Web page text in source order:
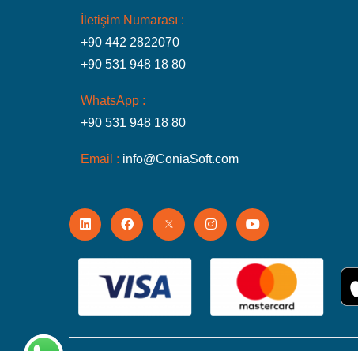
İletişim Numarası :
+90 442 2822070
+90 531 948 18 80
WhatsApp :
+90 531 948 18 80
Email : info@ConiaSoft.com